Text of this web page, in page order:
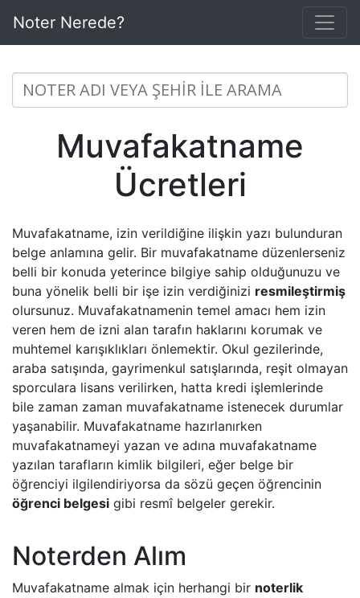
Noter Nerede?
Muvafakatname
Ücretleri
Muvafakatname, izin verildiğine ilişkin yazı bulunduran
belge anlamına gelir. Bir muvafakatname düzenlerseniz
belli bir konuda yeterince bilgiye sahip olduğunuzu ve
buna yönelik belli bir işe izin verdiğinizi resmileştirmiş
olursunuz. Muvafakatnamenin temel amacı hem izin
veren hem de izni alan tarafın haklarını korumak ve
muhtemel karışıklıkları önlemektir. Okul gezilerinde,
araba satışında, gayrimenkul satışlarında, reşit olmayan
sporculara lisans verilirken, hatta kredi işlemlerinde
bile zaman zaman muvafakatname istenecek durumlar
yaşanabilir. Muvafakatname hazırlanırken
muvafakatnameyi yazan ve adına muvafakatname
yazılan tarafların kimlik bilgileri, eğer belge bir
öğrenciyi ilgilendiriyorsa da sözü geçen öğrencinin
öğrenci belgesi gibi resmî belgeler gerekir.
Noterden Alım
Muvafakatname almak için herhangi bir noterlik